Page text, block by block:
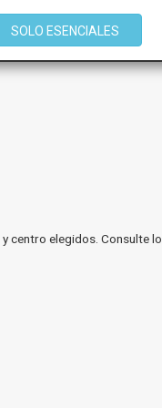
SOLO ESENCIALES
centro elegidos. Consulte